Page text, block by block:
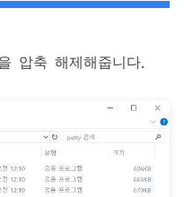
압축 해제해줍니다.